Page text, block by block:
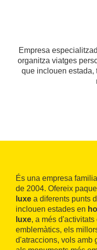
Empresa
organitza viatges
que inclouen estada,
És una empresa
de 2004. Ofereix
luxe a diferents punts
inclouen estades en
luxe, a més
emblemàtics, els
d'atraccions, vols amb